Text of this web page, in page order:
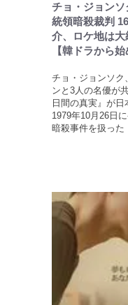
チョ・ジョン
統領暗殺裁判
介、ロケ地は大
【韓ドラから
チョ・ジョンソク
ンと3人の名優が
日間の真実』が
1979年10月26日
暗殺事件を扱っ